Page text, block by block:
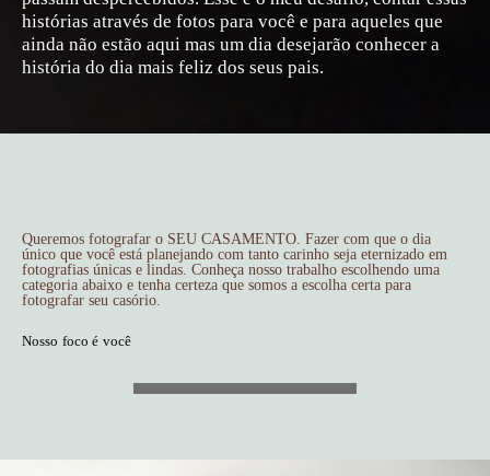
histórias através de fotos para você e para aqueles que
ainda não estão aqui mas um dia desejarão conhecer a
história do dia mais feliz dos seus pais.
Queremos fotografar o SEU CASAMENTO. Fazer com que o dia
único que você está planejando com tanto carinho seja eternizado em
fotografias únicas e lindas. Conheça nosso trabalho escolhendo uma
categoria abaixo e tenha certeza que somos a escolha certa para
fotografar seu casório.
Nosso foco é você